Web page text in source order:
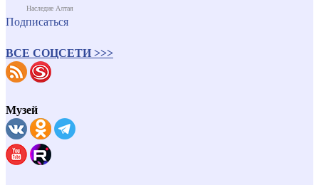
Наследие Алтая
Подписаться
ВСЕ СОЦСЕТИ >>>
Музей